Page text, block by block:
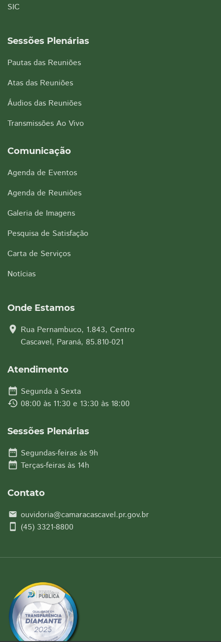
SIC
Sessões Plenárias
Pautas das Reuniões
Atas das Reuniões
Áudios das Reuniões
Transmissões Ao Vivo
Comunicação
Agenda de Eventos
Agenda de Reuniões
Galeria de Imagens
Pesquisa de Satisfação
Carta de Serviços
Notícias
Onde Estamos
location_on Rua Pernambuco, 1.843, Centro
Cascavel, Paraná, 85.810-021
Atendimento
date_range Segunda à Sexta
history 08:00 às 11:30 e 13:30 às 18:00
Sessões Plenárias
date_range Segundas-feiras às 9h
date_range Terças-feiras às 14h
Contato
email ouvidoria@camaracascavel.pr.gov.br
smartphone (45) 3321-8800